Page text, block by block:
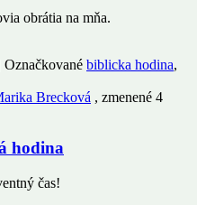
obrátia na mňa.
Označkované biblicka hodina,
Brecková , zmenené 4
hodina
čas!